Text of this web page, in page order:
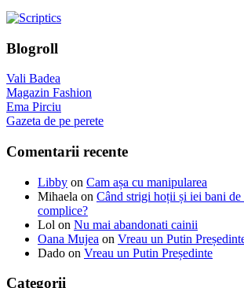
Blogroll
Vali Badea
Magazin Fashion
Ema Pirciu
Gazeta de pe perete
Comentarii recente
Libby on Cam așa cu manipularea
Mihaela on Când strigi hoții și iei bani de
complice?
Lol on Nu mai abandonati cainii
Oana Mujea on Vreau un Putin
Dado on Vreau un Putin Președinte
Categorii